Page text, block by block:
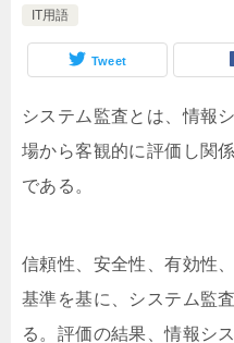
IT用語
Tweet
システム監査とは、情報
場から客観的に評価し関
である。
信頼性、安全性、有効性
基準を基に、システム監
る。評価の結果、情報シ